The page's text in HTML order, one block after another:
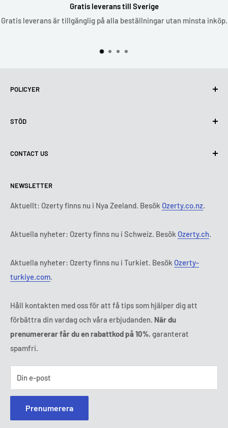
Gratis leverans till Sverige
Gratis leverans är tillgänglig på alla beställningar utan minsta inköp.
POLICYER
Användning av cookies (GDPR)
Leveransvillkor
Betalningsvillkor
Abonnemangets villkor och bestämmelser
STÖD
Kontakta oss
Rättsligt meddelande
FAQ
Ozerty håller dig säker
CONTACT US
Tisdag:9:00 - 18:00
Onsdag:
9:00 - 18:00
Fredag:
9:00 - 18:00
Tl: 010 884 87 30
E-post:
NEWSLETTER
Aktuellt: Ozerty finns nu i Nya Zeeland. Besök Ozerty.co.nz.
Aktuella nyheter: Ozerty finns nu i Schweiz. Besök Ozerty.ch.
Aktuella nyheter: Ozerty finns nu i Turkiet. Besök Ozerty-
turkiye.com.
Håll kontakten med oss för att få tips som hjälper dig att
förbättra din vardag och våra erbjudanden. När du
prenumererar får du en rabattkod på 10%, garanterat
spamfri.
Din e-post
Prenumerera